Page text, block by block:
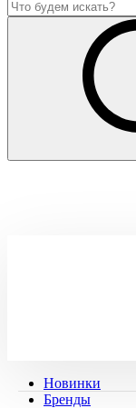
Новинки
Бренды